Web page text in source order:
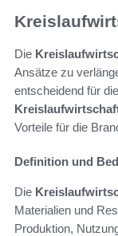
Die
Ansätze zu
entscheidend für
Vorteile für die
Definition und
Die
Materialien und
Produktion,